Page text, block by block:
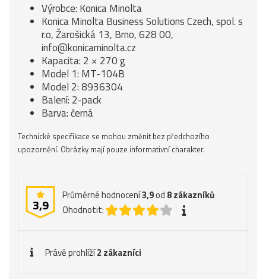
Výrobce: Konica Minolta
Konica Minolta Business Solutions Czech, spol. s
r.o, Žarošická 13, Brno, 628 00,
info@konicaminolta.cz
Kapacita: 2 × 270 g
Model 1: MT-104B
Model 2: 8936304
Balení: 2-pack
Barva: černá
Technické specifikace se mohou změnit bez předchozího
upozornění. Obrázky mají pouze informativní charakter.
3,9
Průměrné hodnocení3,9od 8zákazníků
Ohodnotit:
Právě prohlíží2 zákazníci